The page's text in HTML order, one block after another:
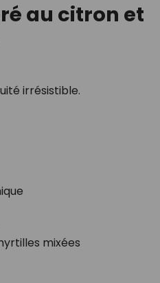
au citron et
irrésistible.
mixées